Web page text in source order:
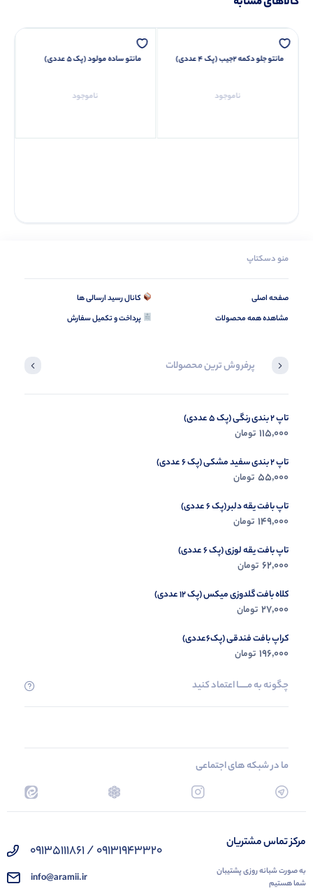
مانتو جلو دکمه ۲جیب (پک 4 عددی)
ناموجود
مانتو ساده مولود (پک 5 عددی)
ناموجود
منو دسکتاپ
صفحه اصلی
مشاهده همه محصولات
کانال رسید ارسالی ها
پرداخت و تکمیل سفارش
پرفروش ترین محصولات
تاپ 2 بندی رنگی (پک 5 عددی)
115,000 تومان
تاپ 2 بندی سفید مشکی (پک 6 عددی)
55,000 تومان
تاپ بافت یقه دلبر (پک 6 عددی)
149,000 تومان
تاپ بافت یقه لوزی (پک 6 عددی)
62,000 تومان
کلاه بافت گلدوزی میکس (پک 12 عددی)
27,000 تومان
کراپ بافت فندقی (پک6عددی)
196,000 تومان
هودی قواره لش کالیفورنیا (پک 3 عددی)
0 تومان
چگونه به مــــــا اعتماد کنید
ما در شبکه های اجتماعی
مرکز تماس مشتریان
به صورت شبانه روزی پشتیبان
شما هستیم
09131943320 / 09135111861
info@aramii.ir